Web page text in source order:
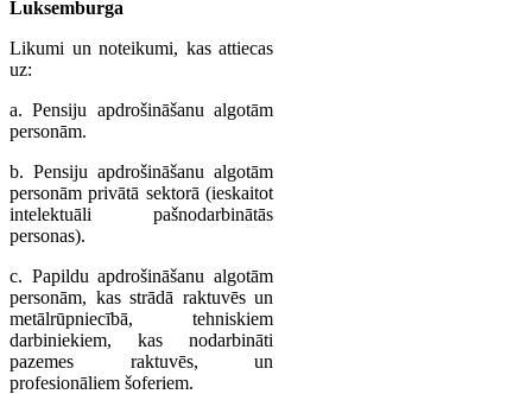
Luksemburga
Likumi un noteikumi, kas attiecas
uz:
a. Pensiju apdrošināšanu algotām
personām.
b. Pensiju apdrošināšanu algotām
personām privātā sektorā (ieskaitot
intelektuāli pašnodarbinātās
personas).
c. Papildu apdrošināšanu algotām
personām, kas strādā raktuvēs un
metālrūpniecībā, tehniskiem
darbiniekiem, kas nodarbināti
pazemes raktuvēs, un
profesionāliem šoferiem.